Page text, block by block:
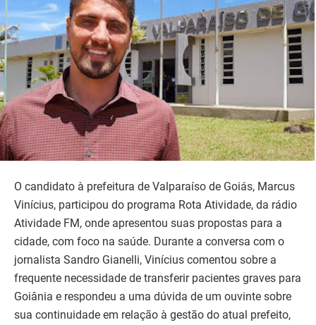
O candidato à prefeitura de Valparaíso de Goiás, Marcus
Vinícius, participou do programa Rota Atividade, da rádio
Atividade FM, onde apresentou suas propostas para a
cidade, com foco na saúde. Durante a conversa com o
jornalista Sandro Gianelli, Vinícius comentou sobre a
frequente necessidade de transferir pacientes graves para
Goiânia e respondeu a uma dúvida de um ouvinte sobre
sua continuidade em relação à gestão do atual prefeito,